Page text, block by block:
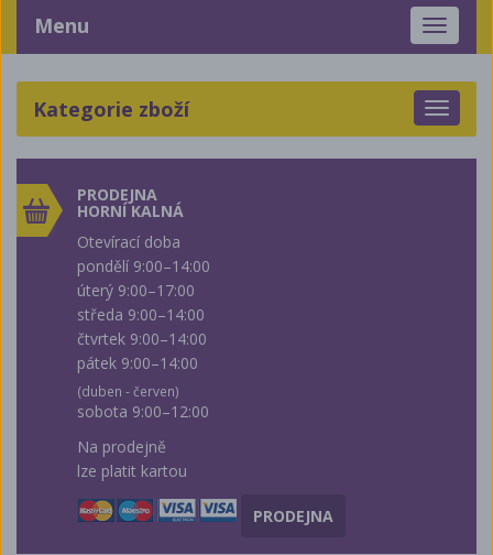
Toggle
Menu
Toggle
Kategorie zboží
PRODEJNA
HORNÍ KALNÁ
Otevírací doba
pondělí 9:00–14:00
úterý 9:00–17:00
středa 9:00–14:00
čtvrtek 9:00–14:00
pátek 9:00–14:00
(duben - červen)
sobota 9:00–12:00
Na prodejně
lze platit kartou
PRODEJNA